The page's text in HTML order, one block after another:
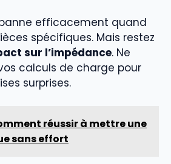
efficacement quand
spécifiques. Mais restez
sur l’impédance. Ne
calculs de charge pour
surprises.
réussir à mettre une
sans effort